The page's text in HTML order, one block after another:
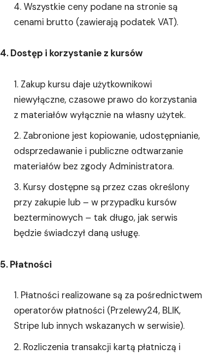
Wszystkie ceny podane na stronie są
cenami brutto (zawierają podatek VAT).
4. Dostęp i korzystanie z kursów
Zakup kursu daje użytkownikowi
niewyłączne, czasowe prawo do korzystania
z materiałów wyłącznie na własny użytek.
Zabronione jest kopiowanie, udostępnianie,
odsprzedawanie i publiczne odtwarzanie
materiałów bez zgody Administratora.
Kursy dostępne są przez czas określony
przy zakupie lub – w przypadku kursów
bezterminowych – tak długo, jak serwis
będzie świadczył daną usługę.
5. Płatności
Płatności realizowane są za pośrednictwem
operatorów płatności (Przelewy24, BLIK,
Stripe lub innych wskazanych w serwisie).
Rozliczenia transakcji kartą płatniczą i